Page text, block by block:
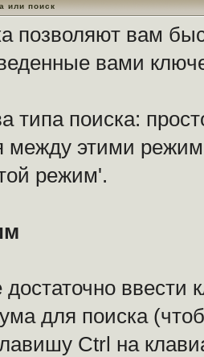
или поиск
позволяют вам
вами
типа поиска:
между этими
режим'.
ввести
для поиска
Ctrl на